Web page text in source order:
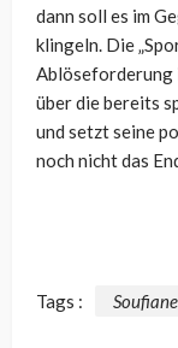
dann soll es im
klingeln. Die
Ablöseforderung
über die bereits
und setzt seine
noch nicht das
Tags :